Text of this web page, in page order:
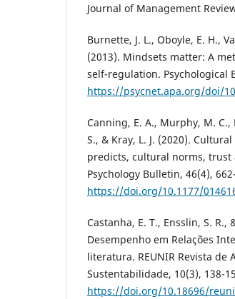
Journal of Management
Burnette, J. L., Oboyle, E. H.,
(2013). Mindsets matter: A
self-regulation. Psychological
https://psycnet.apa.org/doi/
Canning, E. A., Murphy, M. C.,
S., & Kray, L. J. (2020).
predicts, cultural norms, trust
Psychology Bulletin, 46(4),
https://doi.org/10.1177/
Castanha, E. T., Ensslin, S. R.,
Desempenho em Relações
literatura. REUNIR Revista
Sustentabilidade, 10(3), 138-
https://doi.org/10.18696/